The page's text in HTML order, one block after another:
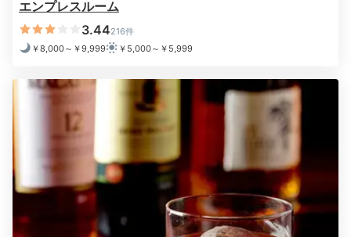
イン&ダイン「シュン」では世界中のワインが勢ぞろ
。おつまみには旬の野菜や魚介を軽く揚げた創作串揚
をいただけます。乾杯することで、また気分が盛り上が
りますね。
sakogourmet
エンプレスルーム
3.44216件
￥8,000～￥9,999
￥5,000～￥5,999